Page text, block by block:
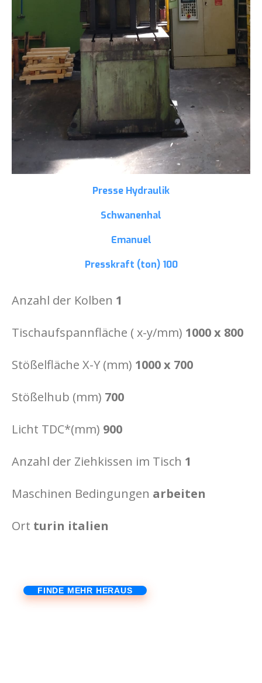
Presse Hydraulik
Schwanenhal
Emanuel
Presskraft (ton) 100
Anzahl der Kolben 1
Tischaufspannfläche ( x-y/mm) 1000 x 800
Stößelfläche X-Y (mm) 1000 x 700
Stößelhub (mm) 700
Licht TDC*(mm) 900
Anzahl der Ziehkissen im Tisch 1
Maschinen Bedingungen arbeiten
Ort turin italien
FINDE MEHR HERAUS